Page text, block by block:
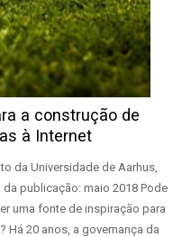
a construção de
à Internet
da Universidade de Aarhus,
publicação: maio 2018 Pode
uma fonte de inspiração para
20 anos, a governança da